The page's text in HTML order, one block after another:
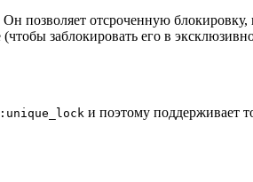
Он позволяет отсроченную
заблокировать его в
и поэтому поддерживает